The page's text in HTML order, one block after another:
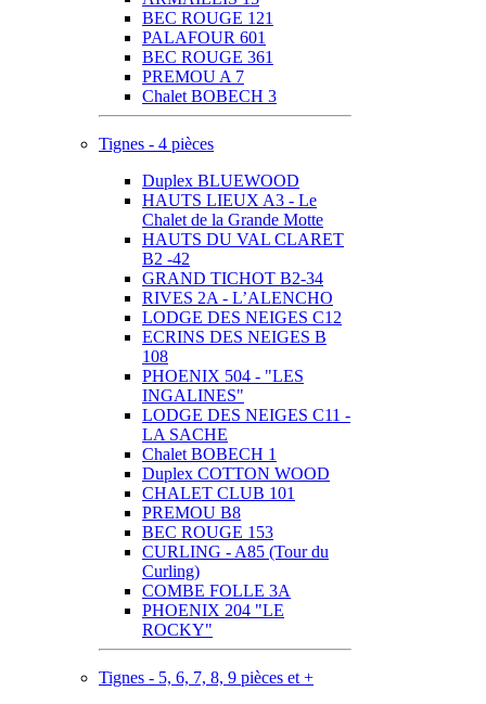
BEC ROUGE 121
PALAFOUR 601
BEC ROUGE 361
PREMOU A 7
Chalet BOBECH 3
Tignes - 4 pièces
Duplex BLUEWOOD
HAUTS LIEUX A3 - Le
Chalet de la Grande Motte
HAUTS DU VAL CLARET
B2 -42
GRAND TICHOT B2-34
RIVES 2A - L’ALENCHO
LODGE DES NEIGES C12
ECRINS DES NEIGES B
108
PHOENIX 504 - "LES
INGALINES"
LODGE DES NEIGES C11 -
LA SACHE
Chalet BOBECH 1
Duplex COTTON WOOD
CHALET CLUB 101
PREMOU B8
BEC ROUGE 153
CURLING - A85 (Tour du
Curling)
COMBE FOLLE 3A
PHOENIX 204 "LE
ROCKY"
Tignes - 5, 6, 7, 8, 9 pièces et +